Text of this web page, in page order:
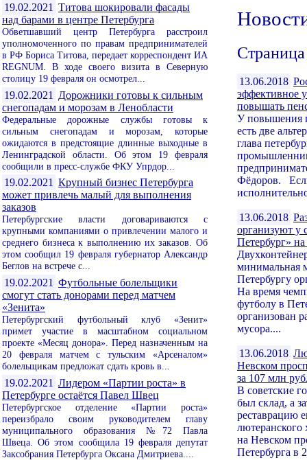
19.02.2021 Титова шокировали фасады
над барами в центре Петербурга
Обветшавший центр Петербурга расстроил
уполномоченного по правам предпринимателей
в РФ Бориса Титова, передает корреспондент ИА
REGNUM. В ходе своего визита в Северную
столицу 19 февраля он осмотрел...
19.02.2021
Дорожники готовы к сильным
снегопадам и морозам в Ленобласти
Федеральные дорожные службы готовы к
сильным снегопадам и морозам, которые
ожидаются в предстоящие длинные выходные в
Ленинградской области. Об этом 19 февраля
сообщили в пресс-службе ФКУ Упрдор...
19.02.2021 Крупный бизнес Петербурга
может привлечь малый для выполнения
заказов
Петербургские власти договариваются с
крупными компаниями о привлечении малого и
среднего бизнеса к выполнению их заказов. Об
этом сообщил 19 февраля губернатор Александр
Беглов на встрече с...
19.02.2021 Футбольные болельщики
смогут стать донорами перед матчем
«Зенита»
Петербургский футбольный клуб «Зенит»
примет участие в масштабном социальном
проекте «Месяц донора». Перед назначенным на
20 февраля матчем с тульским «Арсеналом»
болельщикам предложат сдать кровь в...
19.02.2021 Лидером «Партии роста» в
Петербурге остаётся Павел Швец
Петербургское отделение «Партии роста»
переизбрало своим руководителем главу
муниципального образования №72 Павла
Швеца. Об этом сообщила 19 февраля депутат
Заксобрания Петербурга Оксана Дмитриева....
13.06.2018
эффективное
повышать
У повышения
есть две
глава
Фёдоров.
13.06.2018
организуют у
Петербург»
минимальная
Петербургу
На время
футболу в
организован
мусора....
13.06.2018
Невском
за 107 млн
В советские
был склад, а
реставрацию
лютеранского
на Невском
Петербурга в